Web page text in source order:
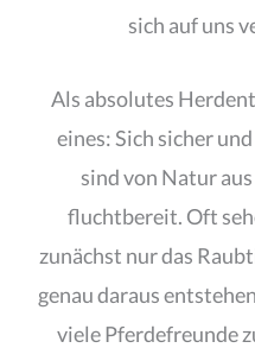
sich auf uns
Als absolutes
eines: Sich sicher
sind von Natur
fluchtbereit. Oft
zunächst nur das
genau daraus
viele Pferdefreunde